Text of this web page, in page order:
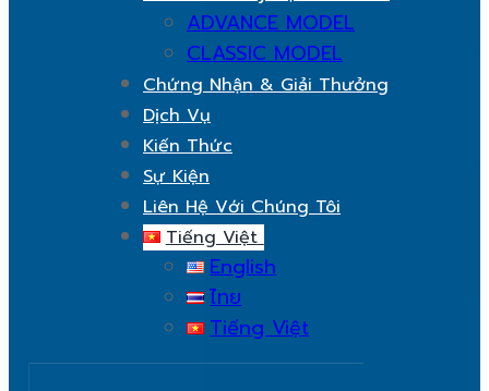
ADVANCE MODEL
CLASSIC MODEL
Chứng Nhận & Giải Thưởng
Dịch Vụ
Kiến Thức
Sự Kiện
Liên Hệ Với Chúng Tôi
Tiếng Việt
English
ไทย
Tiếng Việt